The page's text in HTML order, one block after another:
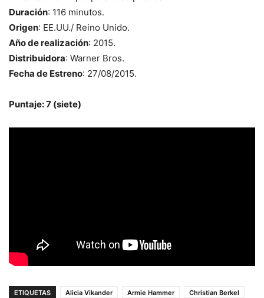
Duración: 116 minutos.
Origen: EE.UU./ Reino Unido.
Año de realización: 2015.
Distribuidora: Warner Bros.
Fecha de Estreno: 27/08/2015.
Puntaje: 7 (siete)
ETIQUETAS Alicia Vikander Armie Hammer
Christian Berkel